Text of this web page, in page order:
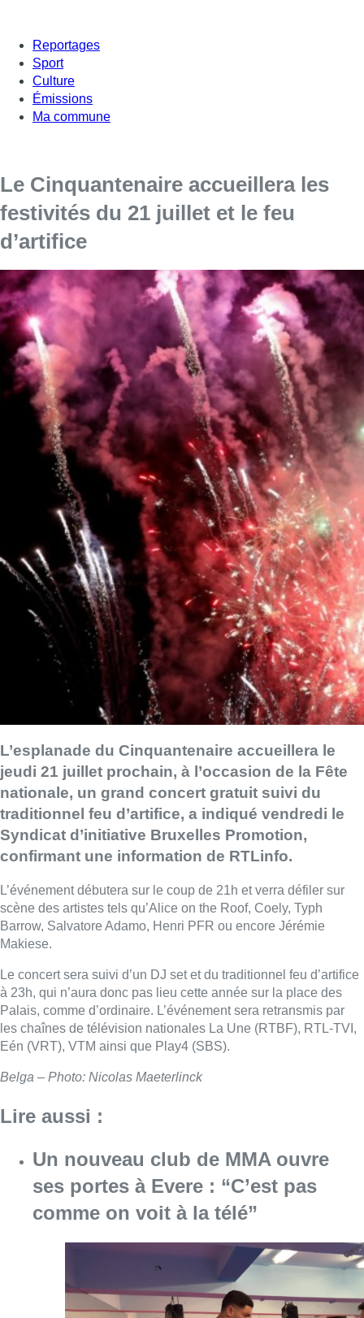
Reportages
Sport
Culture
Émissions
Ma commune
Le Cinquantenaire accueillera les
festivités du 21 juillet et le feu
d’artifice
L’esplanade du Cinquantenaire accueillera le
jeudi 21 juillet prochain, à l’occasion de la Fête
nationale, un grand concert gratuit suivi du
traditionnel feu d’artifice, a indiqué vendredi le
Syndicat d’initiative Bruxelles Promotion,
confirmant une information de RTLinfo.
L’événement débutera sur le coup de 21h et verra défiler sur
scène des artistes tels qu’Alice on the Roof, Coely, Typh
Barrow, Salvatore Adamo, Henri PFR ou encore Jérémie
Makiese.
Le concert sera suivi d’un DJ set et du traditionnel feu d’artifice
à 23h, qui n’aura donc pas lieu cette année sur la place des
Palais, comme d’ordinaire. L’événement sera retransmis par
les chaînes de télévision nationales La Une (RTBF), RTL-TVI,
Eén (VRT), VTM ainsi que Play4 (SBS).
Belga – Photo: Nicolas Maeterlinck
Lire aussi :
Un nouveau club de MMA ouvre
ses portes à Evere : “C’est pas
comme on voit à la télé”